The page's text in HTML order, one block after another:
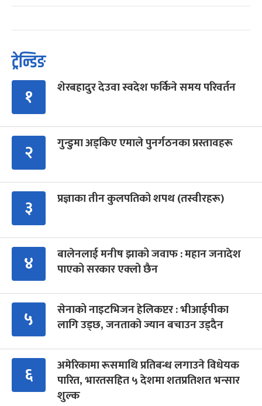
ट्रेन्डिङ
१ शेरबहादुर देउवा स्वदेश फर्किने समय परिवर्तन
२ गुन्डुमा अड्किए एमाले पुनर्गठनका प्रस्तावहरू
३ प्रज्ञाका तीन कुलपतिको शपथ (तस्वीरहरू)
४
बालेनलाई मनीष झाको जवाफ : महान जनादेश
पाएको सरकार एक्लो छैन
५
सेनाको नाइटभिजन हेलिकप्टर : भीआईपीका
लागि उड्छ, जनताको ज्यान बचाउन उड्दैन
६
अमेरिकामा रूसमाथि प्रतिबन्ध लगाउने विधेयक
पारित, भारतसहित ५ देशमा शतप्रतिशत भन्सार
शुल्क